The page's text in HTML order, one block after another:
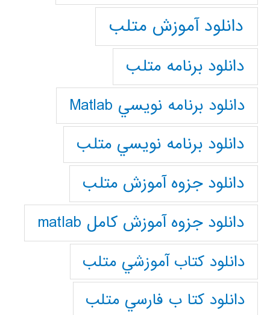
دانلود آموزش متلب
دانلود برنامه متلب
دانلود برنامه نويسي Matlab
دانلود برنامه نويسي متلب
دانلود جزوه آموزش متلب
دانلود جزوه آموزش کامل matlab
دانلود كتاب آموزشي متلب
دانلود كتا ب فارسي متلب